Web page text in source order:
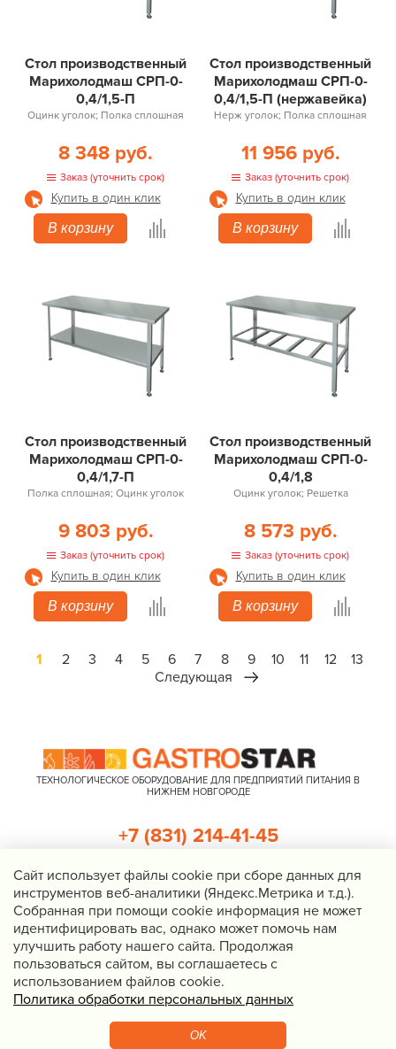
Стол производственный
Марихолодмаш СРП-0-
0,4/1,5-П
Оцинк уголок; Полка сплошная
8 348 руб.
Заказ (уточнить срок)
Купить в один клик
В корзину
Стол производственный
Марихолодмаш СРП-0-
0,4/1,5-П (нержавейка)
Нерж уголок; Полка сплошная
11 956 руб.
Заказ (уточнить срок)
Купить в один клик
В корзину
Стол производственный
Марихолодмаш СРП-0-
0,4/1,7-П
Полка сплошная; Оцинк уголок
9 803 руб.
Заказ (уточнить срок)
Купить в один клик
В корзину
Стол производственный
Марихолодмаш СРП-0-
0,4/1,8
Оцинк уголок; Решетка
8 573 руб.
Заказ (уточнить срок)
Купить в один клик
В корзину
1 2 3 4 5 6 7 8 9 10 11 12
13
Следующая
ТЕХНОЛОГИЧЕСКОЕ ОБОРУДОВАНИЕ ДЛЯ ПРЕДПРИЯТИЙ ПИТАНИЯ В
НИЖНЕМ НОВГОРОДЕ
Нижний Новгород, Казанское шоссе, д. 4, корп. 3, пом. 1
info@gastrostar.ru
Политика конфиденциальности
+7 (831) 214-41-45
Перезвоните мне
оборудования для предприятий общественного питания
— создание сайтов
Cайт использует файлы cookie при сборе данных для
инструментов веб-аналитики (Яндекс.Метрика и т.д.).
Собранная при помощи cookie информация не может
идентифицировать вас, однако может помочь нам
улучшить работу нашего сайта. Продолжая
пользоваться сайтом, вы соглашаетесь с
использованием файлов cookie.
Политика обработки персональных данных
OK